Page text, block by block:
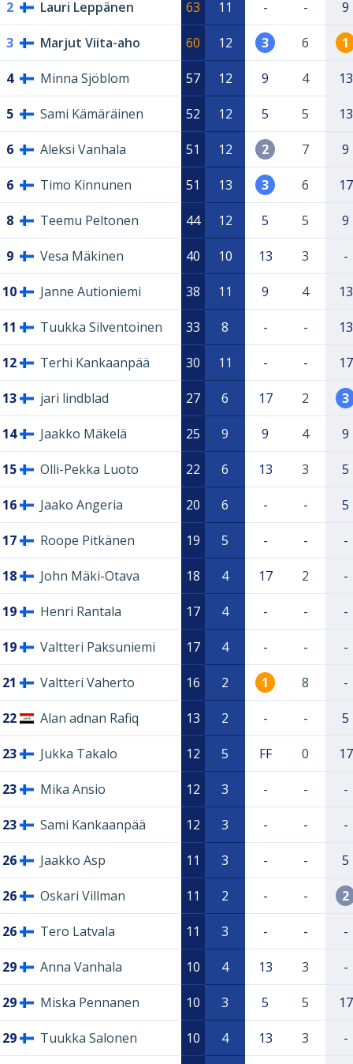
2 Lauri Leppänen 63 11 - - 9
3 Marjut Viita-aho 60 12 3 6 1
4 Minna Sjöblom 57 12 9 4 13
5 Sami Kämäräinen 52 12 5 5 13
6 Aleksi Vanhala 51 12 2 7 9
6 Timo Kinnunen 51 13 3 6 17
8 Teemu Peltonen 44 12 5 5 9
9 Vesa Mäkinen 40 10 13 3 -
10 Janne Autioniemi 38 11 9 4 13
11 Tuukka Silventoinen 33 8 - - 13
12 Terhi Kankaanpää 30 11 - - 17
13 jari lindblad 27 6 17 2 3
14 Jaakko Mäkelä 25 9 9 4 9
15 Olli-Pekka Luoto 22 6 13 3 5
16 Jaako Angeria 20 6 - - 5
17 Roope Pitkänen 19 5 - - -
18 John Mäki-Otava 18 4 17 2 -
19 Henri Rantala 17 4 - - -
19 Valtteri Paksuniemi 17 4 - - -
21 Valtteri Vaherto 16 2 1 8 -
22 Alan adnan Rafiq 13 2 - - 5
23 Jukka Takalo 12 5 FF 0 17
23 Mika Ansio 12 3 - - -
23 Sami Kankaanpää 12 3 - - -
26 Jaakko Asp 11 3 - - 5
26 Oskari Villman 11 2 - - 2
26 Tero Latvala 11 3 - - -
29 Anna Vanhala 10 4 13 3 -
29 Miska Pennanen 10 3 5 5 17
29 Tuukka Salonen 10 4 13 3 -